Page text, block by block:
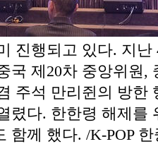
진행되고 있다. 지난
국 제20차 중앙위원,
주석 만리쥔의 방한
렸다. 한한령 해제를
함께 했다. /K-POP